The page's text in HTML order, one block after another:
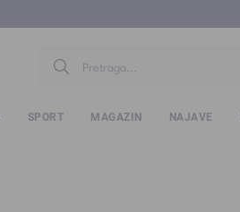
SPORT MAGAZIN NAJAVE